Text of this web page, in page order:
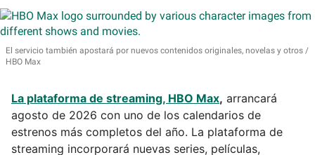
El servicio también apostará por nuevos contenidos originales, novelas y otros
HBO Max
La plataforma de streaming, HBO Max, arrancará
agosto de 2026 con uno de los calendarios de
estrenos más completos del año. La plataforma de
streaming incorporará nuevas series, películas,